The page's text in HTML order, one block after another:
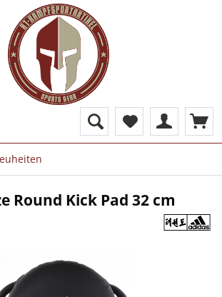
Round Kick Pad 32 cm